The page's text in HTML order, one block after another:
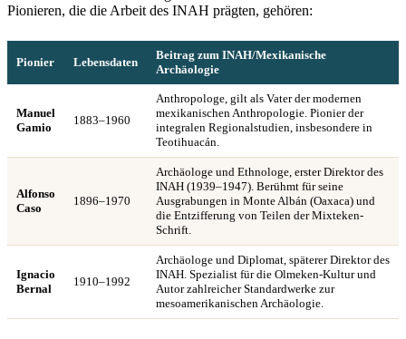
Pionieren, die die Arbeit des INAH prägten, gehören:
Pionier Lebensdaten
Beitrag zum INAH/Mexikanische
Archäologie
Manuel
Gamio
1883–1960
Anthropologe, gilt als Vater der modernen
mexikanischen Anthropologie. Pionier der
integralen Regionalstudien, insbesondere in
Teotihuacán.
Alfonso
Caso
1896–1970
Archäologe und Ethnologe, erster Direktor des
INAH (1939–1947). Berühmt für seine
Ausgrabungen in Monte Albán (Oaxaca) und
die Entzifferung von Teilen der Mixteken-
Schrift.
Ignacio
Bernal
1910–1992
Archäologe und Diplomat, späterer Direktor des
INAH. Spezialist für die Olmeken-Kultur und
Autor zahlreicher Standardwerke zur
mesoamerikanischen Archäologie.